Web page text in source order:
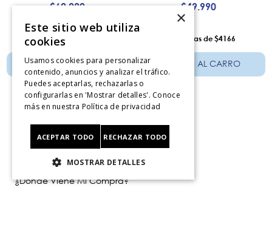
$62.990
12
AÑADIR AL CARRO
$49.990
$4166
AÑADIR AL CARRO
Servicio al consumidor
Centro De Ayuda
¿Dónde Viene Mi Compra?
×
Este sitio web utiliza
cookies
Usamos cookies para personalizar
contenido, anuncios y analizar el tráfico.
Puedes aceptarlas, rechazarlas o
configurarlas en 'Mostrar detalles'. Conoce
más en nuestra Política de privacidad
ACEPTAR TODO RECHAZAR TODO
MOSTRAR DETALLES